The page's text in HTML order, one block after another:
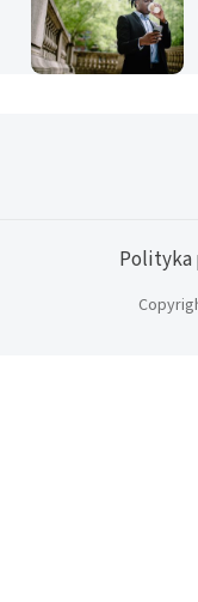
Polityka